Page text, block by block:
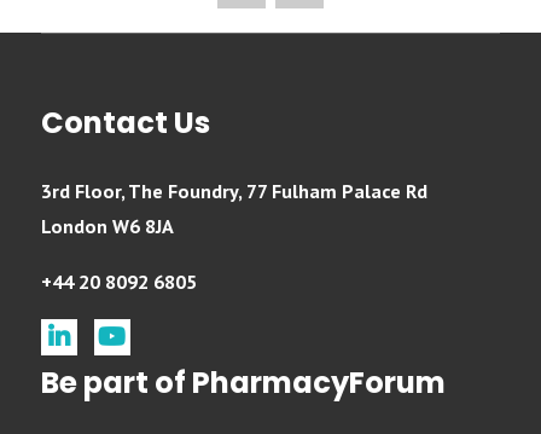
Contact Us
3rd Floor, The Foundry, 77 Fulham Palace Rd
London W6 8JA
+44 20 8092 6805
linkedin
Be part of PharmacyForum